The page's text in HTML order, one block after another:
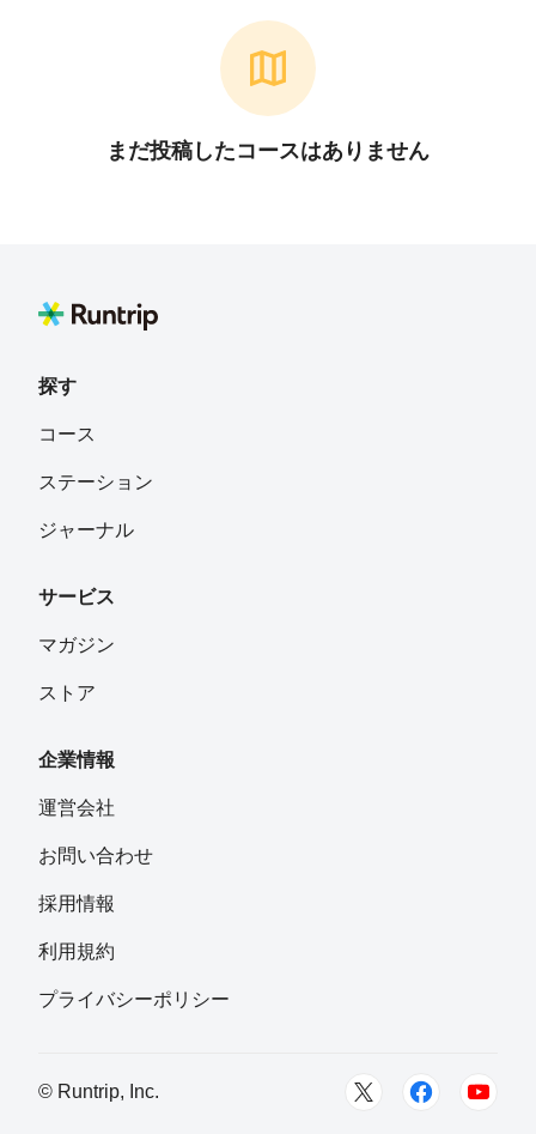
まだ投稿したコースはありません
探す
コース
ステーション
ジャーナル
サービス
マガジン
ストア
企業情報
運営会社
お問い合わせ
採用情報
利用規約
プライバシーポリシー
© Runtrip, Inc.